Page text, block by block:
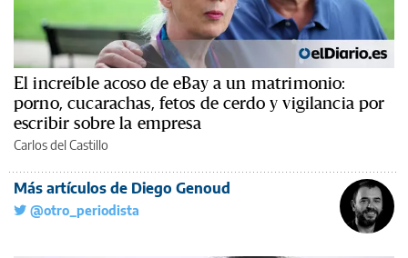
El increíble acoso de eBay a un matrimonio:
porno, cucarachas, fetos de cerdo y vigilancia por
escribir sobre la empresa
Carlos del Castillo
Más artículos de Diego Genoud
@otro_periodista